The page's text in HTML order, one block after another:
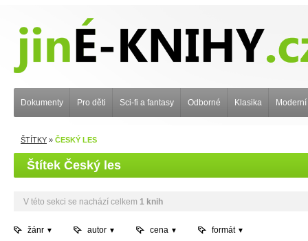
Dokumenty Pro děti Sci-fi a fantasy Odborné Klasika
ŠTÍTKY » ČESKÝ LES
Štítek Český les
V této sekci se nachází celkem 1 knih
žánr autor cena formát